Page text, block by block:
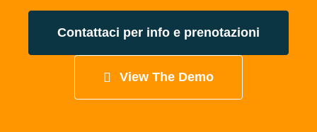
Contattaci per info e prenotazioni
View The Demo